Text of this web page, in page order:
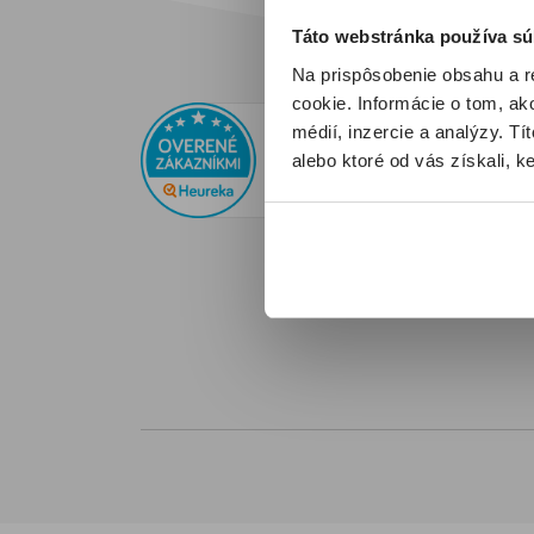
Táto webstránka používa
Na prispôsobenie obsahu a
cookie. Informácie o tom,
médií, inzercie a analýzy.
alebo ktoré od vás získali,
+421
Viac